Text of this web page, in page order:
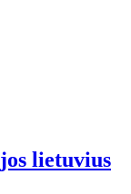
lietuvius